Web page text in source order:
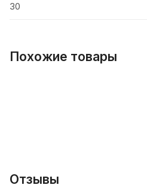
30
Похожие товары
Отзывы